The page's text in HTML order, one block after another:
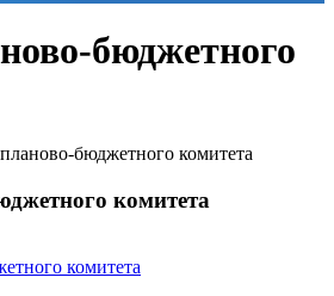
бюджетного
бюджетного комитета
комитета